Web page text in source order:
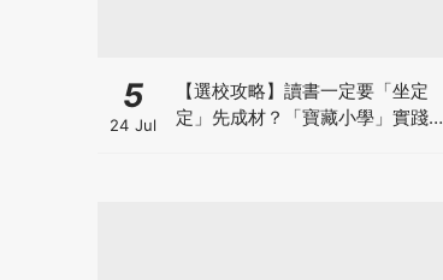
5
24 Jul
【選校攻略】讀書一定要「坐定
定」先成材？「寶藏小學」實踐動